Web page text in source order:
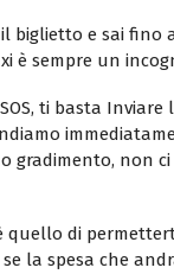
biglietto e sai fino
è sempre un
ti basta Inviare
gradimento, non
quello di
la spesa che